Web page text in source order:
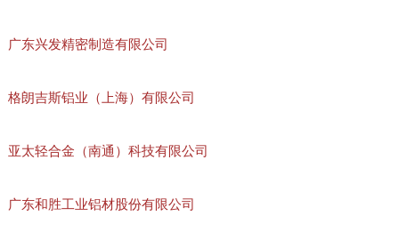
广东兴发精密制造有限公司
格朗吉斯铝业（上海）有限公司
亚太轻合金（南通）科技有限公司
广东和胜工业铝材股份有限公司